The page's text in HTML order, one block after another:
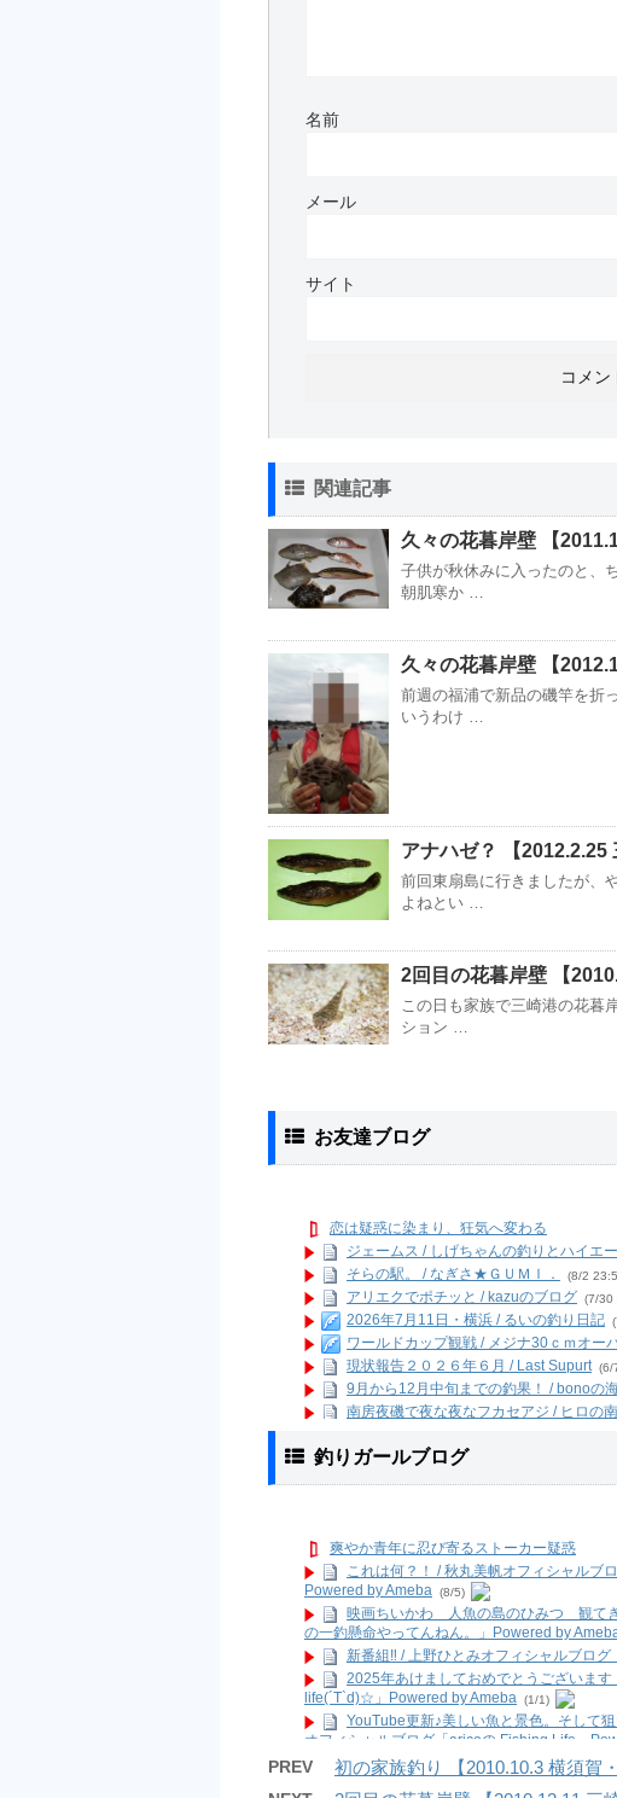
名前
メール
サイト
関連記事
久々の花暮岸壁 【
子供が秋休みに入ったのと、
朝肌寒か …
久々の花暮岸壁 【
前週の福浦で新品の磯竿を折
いうわけ …
アナハゼ？ 【2012.2.25
前回東扇島に行きましたが、
よねとい …
2回目の花暮岸壁 【
この日も家族で三崎港の花暮
ション …
お友達ブログ
恋は疑惑に染まり、狂気へ変わる
ジェームス / しげちゃんの釣りとハイエ
そらの駅。 / なぎさ★ＧＵＭＩ． (8/2
アリエクでポチッと / kazuのブログ (7/30
2026年7月11日・横浜 / るいの釣り日記
ワールドカップ観戦 / メジナ30ｃｍオー
現状報告２０２６年６月 / Last Supurt (6/
9月から12月中旬までの釣果！ / bonoの
南房夜磯で夜な夜なフカセアジ / ヒロの
ログ (9/18 18:40)
福浦岸壁・台風15号被害状況 / 000
久々の漕がないボート釣り in 葉山 長
11:50)
ILOVEタカノハ鯛、、(^^) / ミノルの釣り
2017年8月19日釣行 【淡路島遠征】太刀
(8/28 12:39)
横浜アジング（腐ったコマセの臭いは最
7／22 神子元島 カメネ するするスルル
そうだ！釣りに行こう( ´艸`) (7/27 03:00)
連日！？横浜港湾部バチ調査 / ☆逆風は
ダブルヘッダー2017( ﾟ∀ﾟ) / 魚を釣りた
”2017.01.29房総ボートエギング” / 釣り
釣りガールブログ
爽やか青年に忍び寄るストーカー疑惑
これは何？！ / 秋丸美帆オフィシャルブ
Powered by Ameba (8/5)
映画ちいかわ 人魚の島のひみつ 観て
の一釣懸命やってんねん。」Powered by
新番組‼️ / 上野ひとみオフィシャルブロ
2025年あけましておめでとうございま
life(´T`d)☆」Powered by Ameba (1/1)
YouTube更新♪美しい魚と景色。そして
オフィシャルブログ「aricoの Fishing Life」
#にゃ #ピュリナケア社会応援団
グ Powered by Ameba
PREV 初の家族釣り 【2010.10.3 横須賀